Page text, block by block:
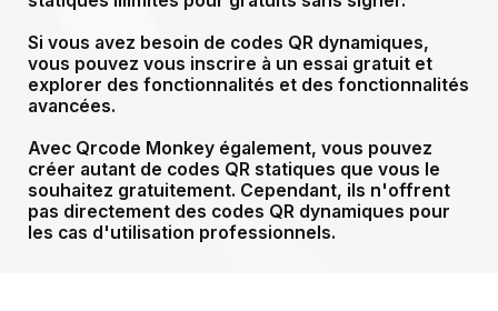
Si vous avez besoin de codes QR dynamiques,
vous pouvez vous inscrire à un essai gratuit et
explorer des fonctionnalités et des fonctionnalités
avancées.
Avec Qrcode Monkey également, vous pouvez
créer autant de codes QR statiques que vous le
souhaitez gratuitement. Cependant, ils n'offrent
pas directement des codes QR dynamiques pour
les cas d'utilisation professionnels.